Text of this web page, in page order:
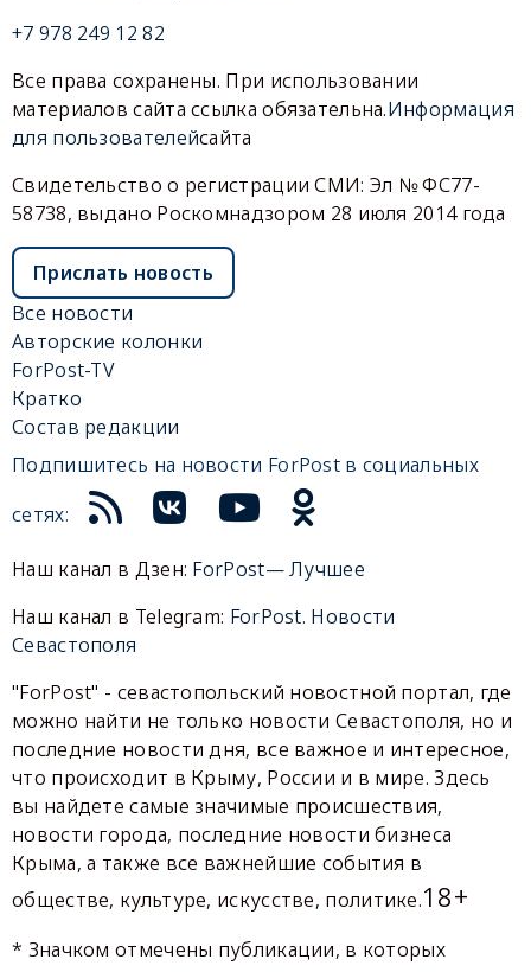
+7 978 249 12 82
Все права сохранены. При использовании
материалов сайта ссылка обязательна.Информация
для пользователейсайта
Свидетельство о регистрации СМИ: Эл № ФС77-
58738, выдано Роскомнадзором 28 июля 2014 года
Прислать новость
Все новости
Авторские колонки
ForPost-TV
Кратко
Состав редакции
Подпишитесь на новости ForPost в социальных
сетях:
Наш канал в Дзен: ForPost— Лучшее
Наш канал в Telegram: ForPost. Новости
Севастополя
"ForPost" - севастопольский новостной портал, где
можно найти не только новости Севастополя, но и
последние новости дня, все важное и интересное,
что происходит в Крыму, России и в мире. Здесь
вы найдете самые значимые происшествия,
новости города, последние новости бизнеса
Крыма, а также все важнейшие события в
обществе, культуре, искусстве, политике.18+
* Значком отмечены публикации, в которых